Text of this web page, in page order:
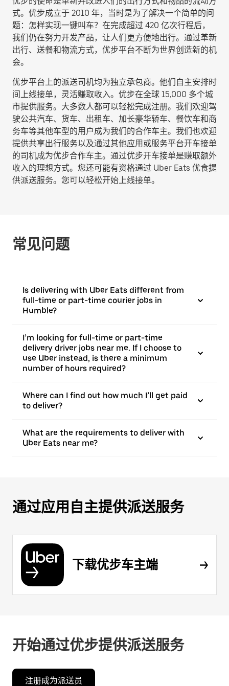
式。优步成立于 2010 年，当时是为了解决一个简单的问
题：怎样实现一键叫车？在完成超过 420 亿次行程后，
我们仍在努力开发产品，让人们更方便地出行。通过革新
出行、送餐和物流方式，优步平台不断为世界创造新的机
会。
优步平台上的派送司机均为独立承包商。他们自主安排时
间上线接单，灵活赚取收入。优步在全球 15,000 多个城
市提供服务。大多数人都可以轻松完成注册。我们欢迎驾
驶公共汽车、货车、出租车、加长豪华轿车、餐饮车和商
务车等其他车型的用户成为我们的合作车主。我们也欢迎
提供共享出行服务以及通过其他应用或服务平台开车接单
的司机成为优步合作车主。通过优步开车接单是赚取额外
收入的理想方式。您还可能有资格通过 Uber Eats 优食提
供派送服务。您可以轻松开始上线接单。
常见问题
Is delivering with Uber Eats different from
full-time or part-time courier jobs in
Humble?
I’m looking for full-time or part-time
delivery driver jobs near me. If I choose to
use Uber instead, is there a minimum
number of hours required?
Where can I find out how much I’ll get paid
to deliver?
What are the requirements to deliver with
Uber Eats near me?
通过应用自主提供派送服务
下载优步车主端
开始通过优步提供派送服务
注册成为派送员